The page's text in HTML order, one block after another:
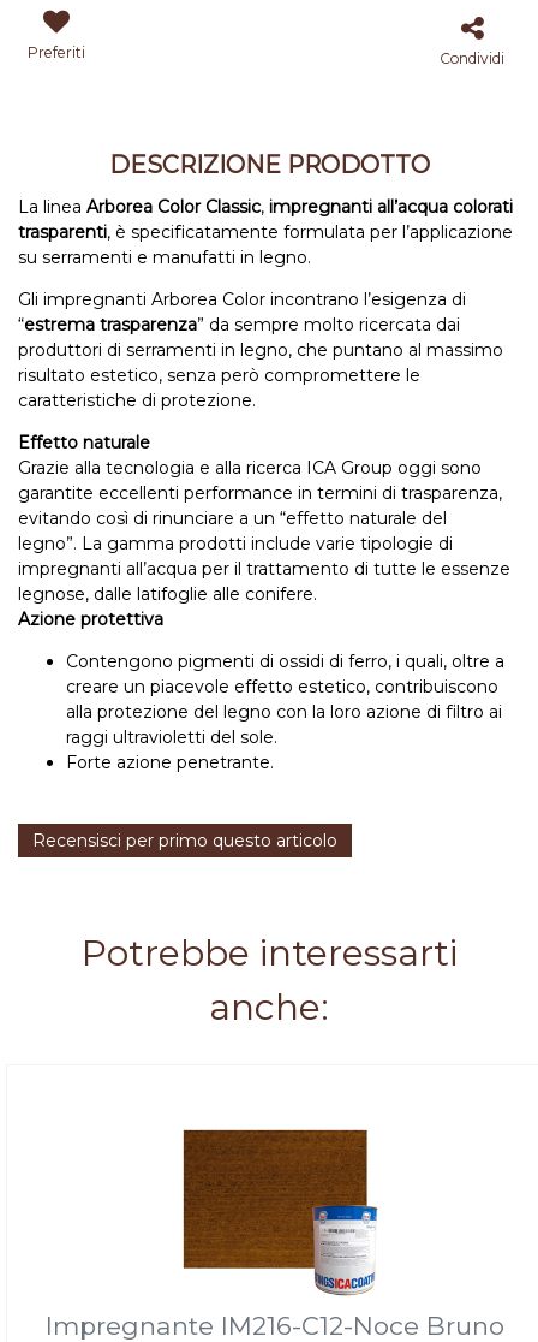
Preferiti Condividi
DESCRIZIONE PRODOTTO
La linea Arborea Color Classic, impregnanti all’acqua colorati
trasparenti, è specificatamente formulata per l’applicazione
su serramenti e manufatti in legno.
Gli impregnanti Arborea Color incontrano l’esigenza di
“estrema trasparenza” da sempre molto ricercata dai
produttori di serramenti in legno, che puntano al massimo
risultato estetico, senza però compromettere le
caratteristiche di protezione.
Effetto naturale
Grazie alla tecnologia e alla ricerca ICA Group oggi sono
garantite eccellenti performance in termini di trasparenza,
evitando così di rinunciare a un “effetto naturale del
legno”. La gamma prodotti include varie tipologie di
impregnanti all’acqua per il trattamento di tutte le essenze
legnose, dalle latifoglie alle conifere.
Azione protettiva
Contengono pigmenti di ossidi di ferro, i quali, oltre a
creare un piacevole effetto estetico, contribuiscono
alla protezione del legno con la loro azione di filtro ai
raggi ultravioletti del sole.
Forte azione penetrante.
Recensisci per primo questo articolo
Potrebbe interessarti
anche:
Impregnante IM216-C12-Noce Bruno